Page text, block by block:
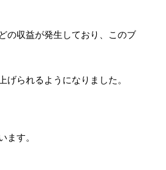
の収益が発生しており、このブ
られるようになりました。
す。